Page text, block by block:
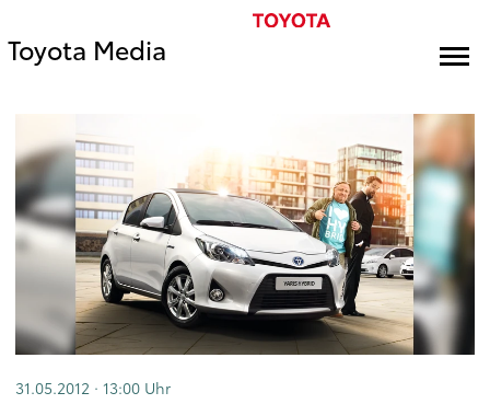
Toyota Media
31.05.2012 · 13:00 Uhr